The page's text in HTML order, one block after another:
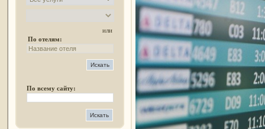
или
По отелям:
По всему сайту: